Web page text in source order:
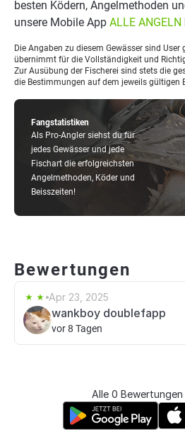
Fangstatistiken
Als Pro-Angler siehst du für
jedes Gewässer und jede
Fischart die erfolgreichsten
Angelmethoden, Köder und
Beisszeiten!
besten Ködern, Angelmethoden
unsere Mobile App ALLE ANGELN
Die Angaben zu diesem Gewässer sind
übernimmt für die Vollständigkeit und
Zur Ausübung der Fischerei sind stets die
die Bestimmungen auf dem jeweils gültigen
Bewertungen
Apr 23, 2025
wankboy doublefapp
vor 8 Tagen
Alle 0 Bewertungen